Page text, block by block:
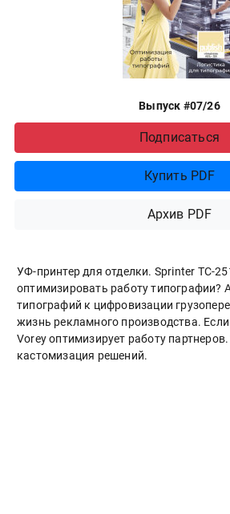
Выпуск #07/26
Подписаться
Купить PDF
Архив PDF
УФ-принтер для отделки. Sprinter ТС-
оптимизировать работу типографии?
типографий к цифровизации
жизнь рекламного производства. Если
Vorey оптимизирует работу
кастомизация решений.